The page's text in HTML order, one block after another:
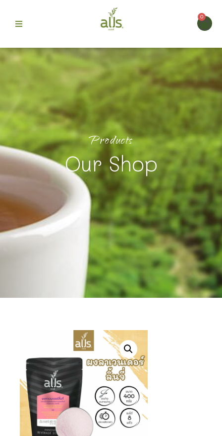
ายดี
0
สินค้า >ผงเครื่องดื่มพร้อมชง สะดวก รสชาติกลมกล่อม
> ผง
ลาเวนเดอร์ลิ้นจี่ (ตรา ออลส์)
Products
Our Shop